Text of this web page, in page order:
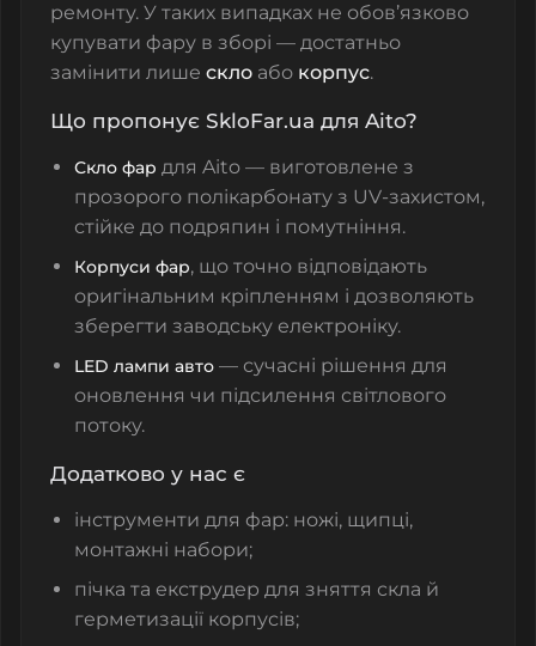
ремонту. У таких випадках не обов’язково
купувати фару в зборі — достатньо
замінити лише скло або корпус.
Що пропонує SkloFar.ua для Aito?
Скло фар для Aito — виготовлене з
прозорого полікарбонату з UV-захистом,
стійке до подряпин і помутніння.
Корпуси фар, що точно відповідають
оригінальним кріпленням і дозволяють
зберегти заводську електроніку.
LED лампи авто — сучасні рішення для
оновлення чи підсилення світлового
потоку.
Додатково у нас є
інструменти для фар: ножі, щипці,
монтажні набори;
пічка та екструдер для зняття скла й
герметизації корпусів;